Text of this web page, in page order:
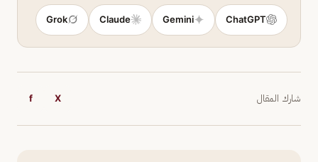
ChatGPT
Gemini
Claude
Grok
شارك المقال X
f